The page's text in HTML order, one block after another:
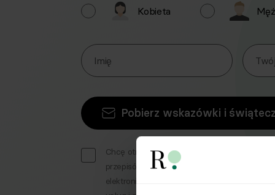
Kobieta
Imię
Pobierz wskazówki i
Chcę otrzymywać informacje handlowo-
przepisów ustawy z dnia 18 lipca 2002 r. o
elektroniczną (Dz. U. z 2020 r. poz. 344 oraz z